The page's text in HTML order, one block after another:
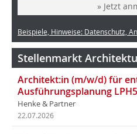
» Jetzt
Beispiele, Hinweise: Datenschutz,
Stellenmarkt
Architekt:in (m/w/d) für
Ausführungsplanung
Henke & Partner
22.07.2026